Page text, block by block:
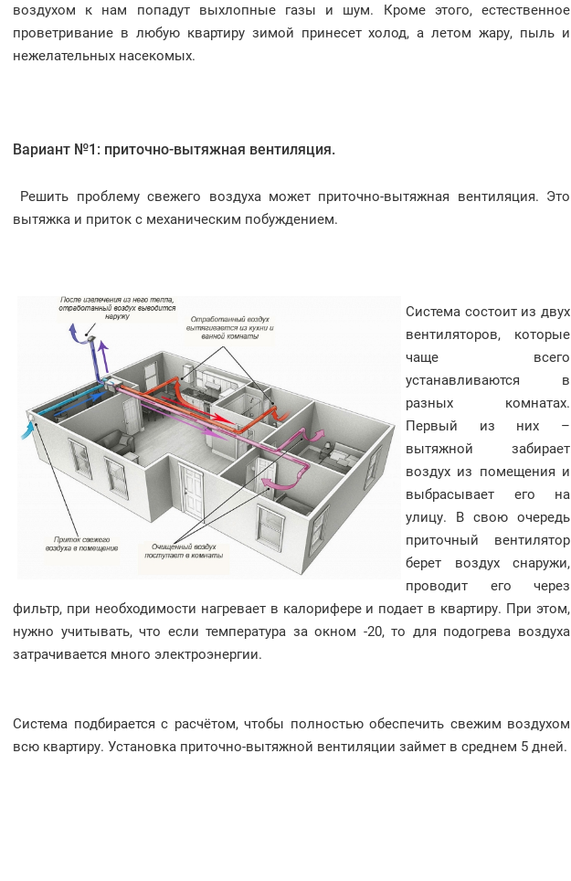
воздухом к нам попадут выхлопные газы и шум. Кроме этого, естественное
проветривание в любую квартиру зимой принесет холод, а летом жару, пыль и
нежелательных насекомых.
Вариант №1: приточно-вытяжная вентиляция.
Решить проблему свежего воздуха может приточно-вытяжная вентиляция. Это
вытяжка и приток с механическим побуждением.
Система состоит из двух
вентиляторов, которые
чаще всего
устанавливаются в
разных комнатах.
Первый из них –
вытяжной забирает
воздух из помещения и
выбрасывает его на
улицу. В свою очередь
приточный вентилятор
берет воздух снаружи,
проводит его через
фильтр, при необходимости нагревает в калорифере и подает в квартиру. При этом,
нужно учитывать, что если температура за окном -20, то для подогрева воздуха
затрачивается много электроэнергии.
Система подбирается с расчётом, чтобы полностью обеспечить свежим воздухом
всю квартиру. Установка приточно-вытяжной вентиляции займет в среднем 5 дней.